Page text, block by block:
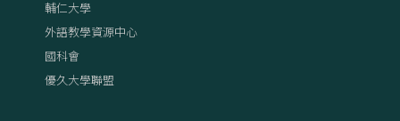
輔仁大學
外語教學資源中心
國科會
優久大學聯盟